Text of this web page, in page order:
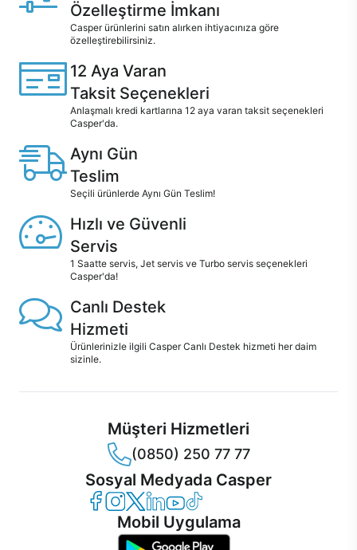
Özelleştirme İmkanı
Casper ürünlerini satın alırken ihtiyacınıza göre
özelleştirebilirsiniz.
12 Aya Varan
Taksit Seçenekleri
Anlaşmalı kredi kartlarına 12 aya varan taksit seçenekleri
Casper'da.
Aynı Gün
Teslim
Seçili ürünlerde Aynı Gün Teslim!
Hızlı ve Güvenli
Servis
1 Saatte servis, Jet servis ve Turbo servis seçenekleri
Casper'da!
Canlı Destek
Hizmeti
Ürünlerinizle ilgili Casper Canlı Destek hizmeti her daim
sizinle.
Müşteri Hizmetleri
(0850) 250 77 77
Sosyal Medyada Casper
Casper Facebook
Casper Instagram
Casper Twitter
Casper LinkedIn
Casper YouTube
Casper TikTok
Mobil Uygulama